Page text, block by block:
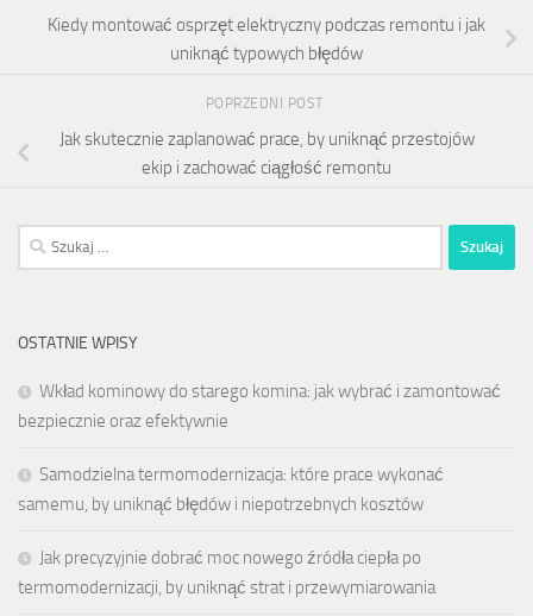
Kiedy montować osprzęt elektryczny podczas remontu i jak
uniknąć typowych błędów
POPRZEDNI POST
Jak skutecznie zaplanować prace, by uniknąć przestojów
ekip i zachować ciągłość remontu
Szukaj:
OSTATNIE WPISY
Wkład kominowy do starego komina: jak wybrać i zamontować
bezpiecznie oraz efektywnie
Samodzielna termomodernizacja: które prace wykonać
samemu, by uniknąć błędów i niepotrzebnych kosztów
Jak precyzyjnie dobrać moc nowego źródła ciepła po
termomodernizacji, by uniknąć strat i przewymiarowania